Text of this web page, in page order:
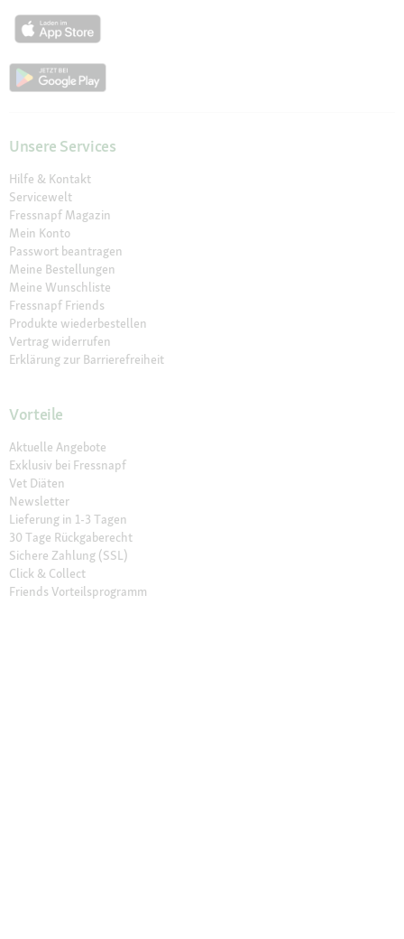
Unsere Services
Hilfe & Kontakt
Servicewelt
Fressnapf Magazin
Mein Konto
Passwort beantragen
Meine Bestellungen
Meine Wunschliste
Fressnapf Friends
Produkte wiederbestellen
Vertrag widerrufen
Erklärung zur Barrierefreiheit
Vorteile
Aktuelle Angebote
Exklusiv bei Fressnapf
Vet Diäten
Newsletter
Lieferung in 1-3 Tagen
30 Tage Rückgaberecht
Sichere Zahlung (SSL)
Click & Collect
Friends Vorteilsprogramm